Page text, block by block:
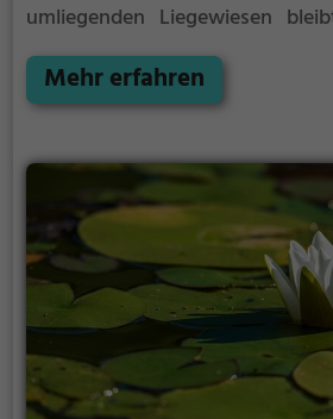
umliegenden Liegewiesen
September ist der
Ausflugsziel. Egal ob für
Mehr erfahren